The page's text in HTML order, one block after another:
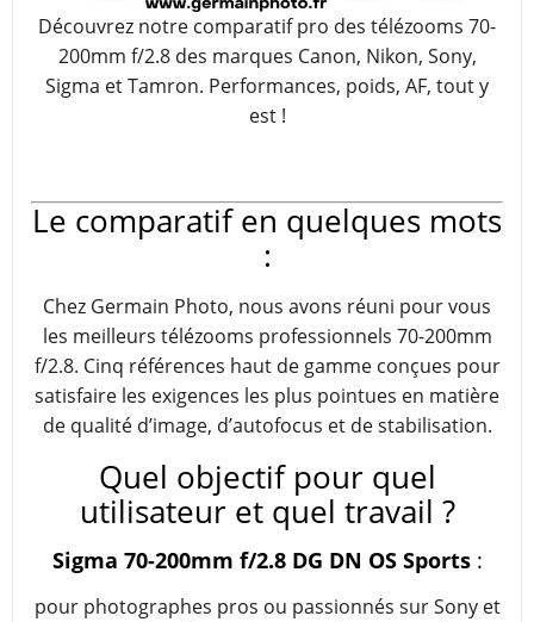
Découvrez notre comparatif pro des télézooms 70-
200mm f/2.8 des marques Canon, Nikon, Sony,
Sigma et Tamron. Performances, poids, AF, tout y
est !
Le comparatif en quelques mots
:
Chez Germain Photo, nous avons réuni pour vous
les meilleurs télézooms professionnels 70-200mm
f/2.8. Cinq références haut de gamme conçues pour
satisfaire les exigences les plus pointues en matière
de qualité d’image, d’autofocus et de stabilisation.
Quel objectif pour quel
utilisateur et quel travail ?
Sigma 70-200mm f/2.8 DG DN OS Sports:
pour photographes pros ou passionnés sur Sony et